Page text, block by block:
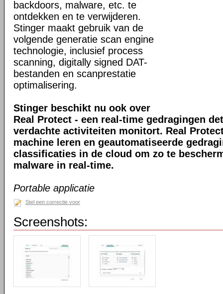
backdoors, malware, etc. te
ontdekken en te verwijderen.
Stinger maakt gebruik van de
volgende generatie scan engine
technologie, inclusief process
scanning, digitally signed DAT-
bestanden en scanprestatie
optimalisering.
Stinger beschikt nu ook over
Real Protect - een real-time gedragingen
verdachte activiteiten monitort. Real
machine leren en geautomatiseerde
classificaties in de cloud om zo te
malware in real-time.
Portable applicatie
Stel een correctie voor
Screenshots: